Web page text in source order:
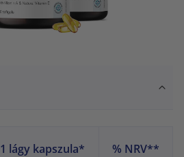
1 lágy kapszula* % NRV**